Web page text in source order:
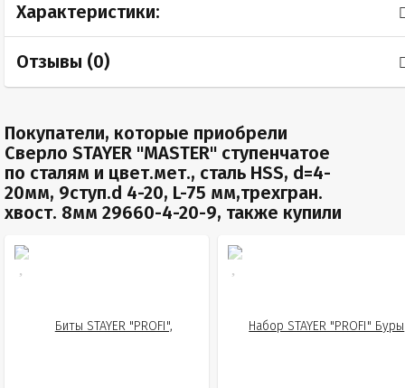
Характеристики:
Отзывы (0)
Покупатели, которые приобрели
Сверло STAYER "MASTER" ступенчатое
по сталям и цвет.мет., сталь HSS, d=4-
20мм, 9ступ.d 4-20, L-75 мм,трехгран.
хвост. 8мм 29660-4-20-9, также купили